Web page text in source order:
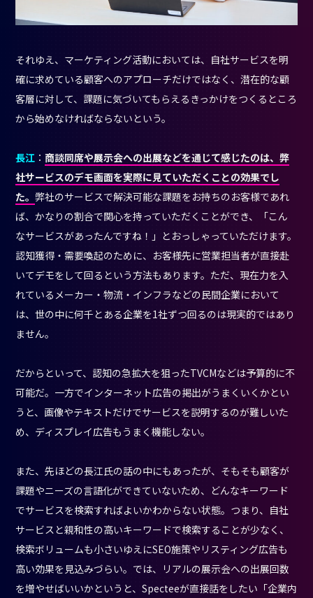
それゆえ、マーケティング活動においては、自社サービスを明
確に求めている顧客へのアプローチだけではなく、潜在的な顧
客層に対して、課題に気づいてもらえるきっかけをつくるところ
から始めなければならないという。
長江 ：商談同席や展示会への出展などを通じて感じたのは、弊
社サービスのデモ画面を実際に見ていただくことの効果でし
た。弊社のサービスで解決可能な課題をお持ちのお客様であれ
ば、かなりの割合で関心を持っていただくことができ、「こん
なサービスがあったんですね！」とおっしゃっていただけます。
認知獲得・需要喚起のために、お客様先に営業担当者が直接赴
いてデモをして回るという方法もあります。ただ、現在力を入
れているメーカー・物流・インフラなどの民間企業において
は、世の中に何千とある企業を1社ずつ回るのは現実的ではあり
ません。
だからといって、認知の急拡大を狙ったTVCMなどは予算的に不
可能だ。一方でインターネット広告の掲出がうまくいくかとい
うと、画像やテキストだけでサービスを説明するのが難しいた
め、ディスプレイ広告もうまく機能しない。
また、先ほどの長江氏の話の中にもあったが、そもそも顧客が
課題やニーズの言語化ができていないため、どんなキーワード
でサービスを検索すればよいかわからない状態。つまり、自社
サービスと親和性の高いキーワードで検索することが少なく、
検索ボリュームも小さいゆえにSEO施策やリスティング広告も
高い効果を見込みづらい。では、リアルの展示会への出展回数
を増やせばいいかというと、Specteeが直接話をしたい「企業内